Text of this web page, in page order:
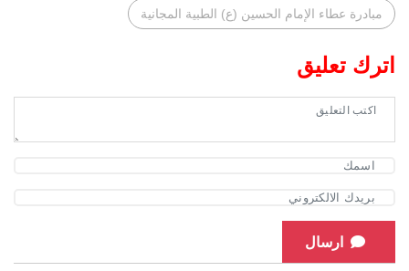
مبادرة عطاء الإمام الحسين (ع) الطبية المجانية
اترك تعليق
ارسال